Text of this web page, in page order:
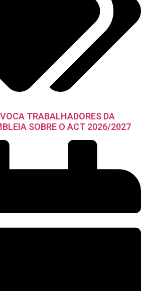
TRABALHADORES DA
SOBRE O ACT 2026/2027